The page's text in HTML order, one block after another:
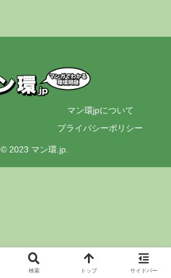
マン環jpについて
プライバシーポリシー
© 2023 マン環.jp.
検索 トップ サイドバー